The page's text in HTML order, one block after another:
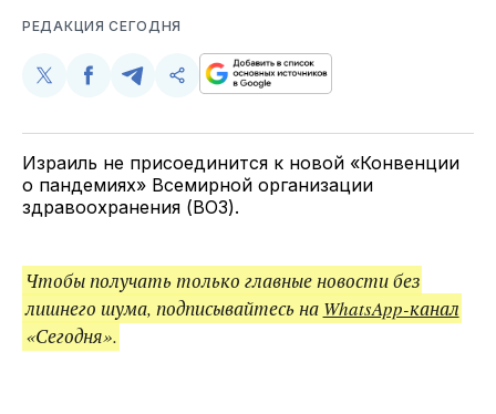
РЕДАКЦИЯ СЕГОДНЯ
Поделиться
Twitter
Поделиться
Facebook
Поделиться
Telegram
Скопируйте
поделитесь
Израиль не присоединится к новой «Конвенции
о пандемиях» Всемирной организации
здравоохранения (ВОЗ).
Чтобы получать только главные новости без
лишнего шума, подписывайтесь на WhatsApp-канал
«Сегодня».